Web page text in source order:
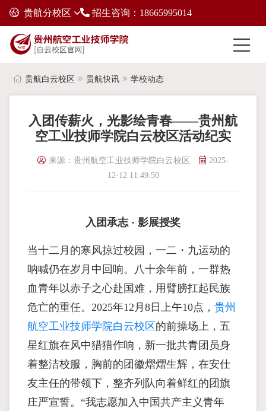
贵航分校区 招生咨询：18665995014
贵航白云校区 贵航快讯 学校动态
入团传薪火，光影绘青春——贵州航
空工业技师学院白云校区活动纪实
来源：贵州航空工业技师学院白云校区
2025-
12-12 11:49:50
入团承志 · 影展授奖
当十二月的寒风掠过校园，一二・九运动的
呐喊仍在岁月中回响。八十余年前，一群热
血青年以赤子之心赴国难，用臂膀扛起民族
危亡的重任。2025年12月8日上午10点， 贵州
航空工业技师学院白云校区 的前操场上，五
星红旗在风中猎猎作响，新一批共青团员身
着整洁校服，胸前的团徽熠熠生辉，在安仕
友主任的带领下，整齐列队向着鲜红的团旗
庄严宣誓。“我志愿加入中国共产主义青年